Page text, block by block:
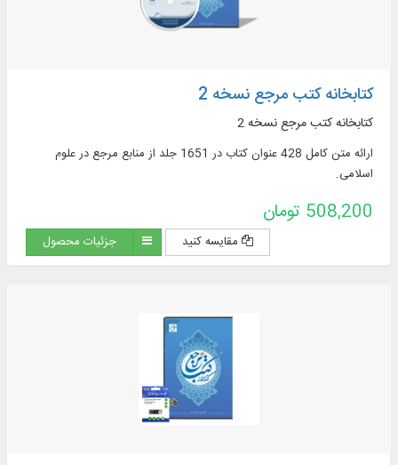
کتابخانه کتب مرجع نسخه 2
کتابخانه کتب مرجع نسخه 2
ارائه متن کامل 428 عنوان کتاب در 1651 جلد از منابع مرجع در علوم
اسلامی.
508,200 تومان
مقایسه کنید جزئیات محصول